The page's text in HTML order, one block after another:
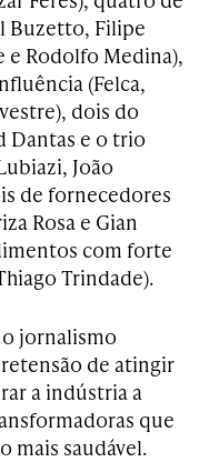
Buzetto, Filipe
Rodolfo Medina),
(Felca,
dois do
Dantas e o trio
João
de fornecedores
Rosa e Gian
com forte
Trindade).
jornalismo
de atingir
a indústria a
que
mais saudável.